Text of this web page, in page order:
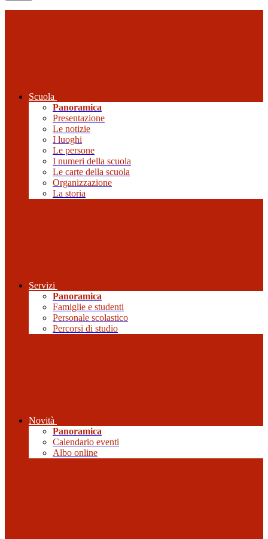
Scuola
Panoramica
Presentazione
Le notizie
I luoghi
Le persone
I numeri della scuola
Le carte della scuola
Organizzazione
La storia
Servizi
Panoramica
Famiglie e studenti
Personale scolastico
Percorsi di studio
Novità
Panoramica
Calendario eventi
Albo online